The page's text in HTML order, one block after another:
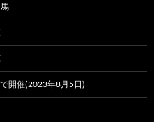
開催(2023年8月5日)